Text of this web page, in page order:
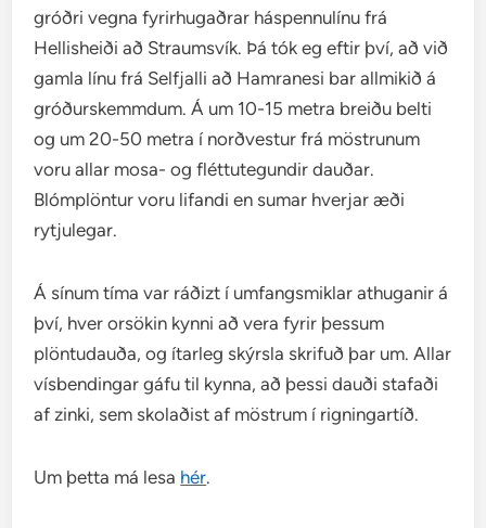
gróðri vegna fyrirhugaðrar háspennulínu frá
Hellisheiði að Straumsvík. Þá tók eg eftir því, að við
gamla línu frá Selfjalli að Hamranesi bar allmikið á
gróðurskemmdum. Á um 10-15 metra breiðu belti
og um 20-50 metra í norðvestur frá möstrunum
voru allar mosa- og fléttutegundir dauðar.
Blómplöntur voru lifandi en sumar hverjar æði
rytjulegar.
Á sínum tíma var ráðizt í umfangsmiklar athuganir á
því, hver orsökin kynni að vera fyrir þessum
plöntudauða, og ítarleg skýrsla skrifuð þar um. Allar
vísbendingar gáfu til kynna, að þessi dauði stafaði
af zinki, sem skolaðist af möstrum í rigningartíð.
Um þetta má lesa hér.